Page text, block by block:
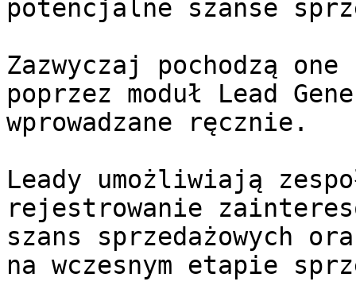
potencjalne szanse
Zazwyczaj pochodzą
poprzez moduł Lead
wprowadzane ręcznie.
Leady umożliwiają
rejestrowanie
szans sprzedażowych
na wczesnym etapie